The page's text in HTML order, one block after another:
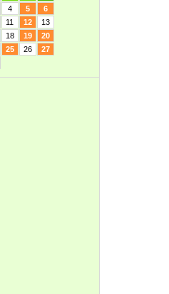
4 5
6
11 12
13
18 19
20
25 26
27